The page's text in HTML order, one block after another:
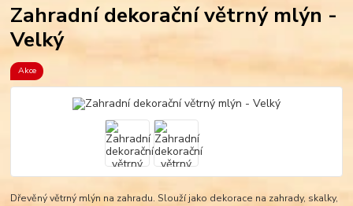
Zahradní dekorační větrný mlýn -
Velký
Akce
Dřevěný větrný mlýn na zahradu. Slouží jako dekorace na zahrady, skalky,